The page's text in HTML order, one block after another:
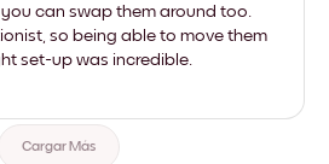
can swap them around too.
so being able to move them
set-up was incredible.
Cargar Más